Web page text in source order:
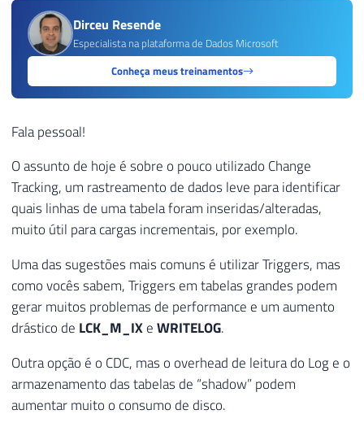
Dirceu Resende
Especialista na plataforma de Dados Microsoft
Conheça meus treinamentos
Fala pessoal!
O assunto de hoje é sobre o pouco utilizado Change
Tracking, um rastreamento de dados leve para identificar
quais linhas de uma tabela foram inseridas/alteradas,
muito útil para cargas incrementais, por exemplo.
Uma das sugestões mais comuns é utilizar Triggers, mas
como vocês sabem, Triggers em tabelas grandes podem
gerar muitos problemas de performance e um aumento
drástico de LCK_M_IXeWRITELOG.
Outra opção é o CDC, mas o overhead de leitura do Log e o
armazenamento das tabelas de “shadow” podem
aumentar muito o consumo de disco.